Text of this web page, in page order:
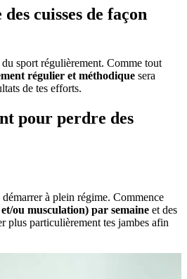
cuisses de façon
sport régulièrement. Comme tout
régulier et méthodique sera
de tes efforts.
pour perdre des
à plein régime. Commence
ou musculation) par semaine et des
plus particulièrement tes jambes afin